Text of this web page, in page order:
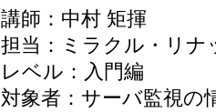
講師：中村 矩揮
担当：ミラクル・リナ
レベル：入門編
対象者：サーバ監視の